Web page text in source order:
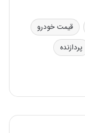
قیمت خودرو
پردازنده